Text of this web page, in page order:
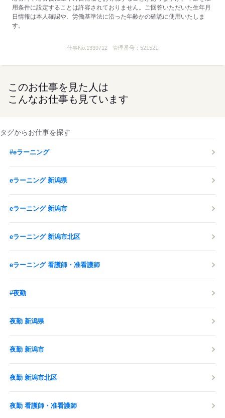
用条件に設定することは許容されておりません。ご回答いただいた生年月
日情報は本人確認や、労働基準法に沿った年齢かの確認に使用いたしま
す。
仕事No. 1339712 管理番号： 521521
このお仕事を見た人は
こんなお仕事も見ています
タグからお仕事を探す
#eラーニング
eラーニング 新潟県
eラーニング 新潟市
eラーニング 新潟市北区
eラーニング 看護師・准看護師
#夜勤
夜勤 新潟県
夜勤 新潟市
夜勤 新潟市北区
夜勤 看護師・准看護師